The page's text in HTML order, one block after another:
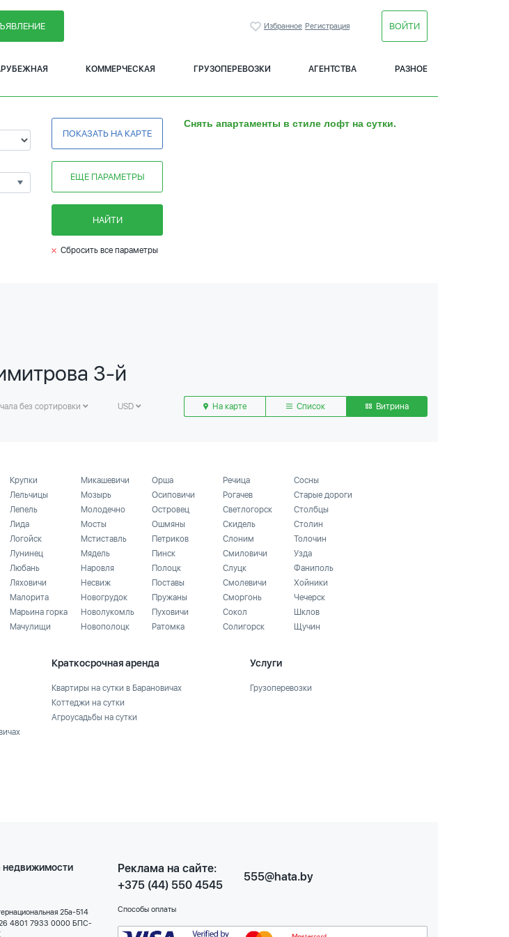
Избранное Регистрация ВОЙТИ
КОММЕРЧЕСКАЯ ГРУЗОПЕРЕВОЗКИ АГЕНТСТВА РАЗНОЕ
ПОКАЗАТЬ НА КАРТЕ
ЕЩЕ ПАРАМЕТРЫ
НАЙТИ
Снять апартаменты в стиле лофт на сутки.
Сбросить все параметры
3-й
без сортировки USD На карте Список Витрина
Крупки
Лельчицы
Лепель
Лида
Логойск
Лунинец
Любань
Ляховичи
Малорита
Марьина горка
Мачулищи
Микашевичи
Мозырь
Молодечно
Мосты
Мстиставль
Мядель
Наровля
Несвиж
Новогрудок
Новолукомль
Новополоцк
Орша
Осиповичи
Островец
Ошмяны
Петриков
Пинск
Полоцк
Поставы
Пружаны
Пуховичи
Ратомка
Речица
Рогачев
Светлогорск
Скидель
Слоним
Смиловичи
Слуцк
Смолевичи
Сморгонь
Сокол
Солигорск
Сосны
Старые дороги
Столбцы
Столин
Толочин
Узда
Фаниполь
Хойники
Чечерск
Шклов
Щучин
Краткосрочная аренда
Квартиры на сутки в Барановичах
Коттеджи на сутки
Агроусадьбы на сутки
Услуги
Грузоперевозки
недвижимости
25а-514
4801 7933 0000 БПС-
Реклама на сайте:
+375 (44) 550 4545
555@hata.by
Способы оплаты